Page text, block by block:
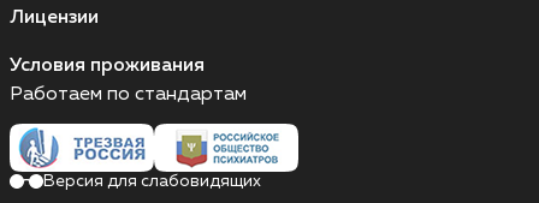
Лицензии
Условия проживания
Работаем по стандартам
Версия для слабовидящих